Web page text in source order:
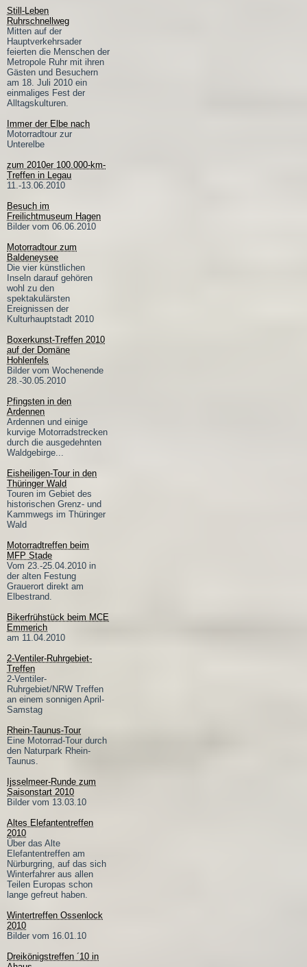
Still-Leben
Ruhrschnellweg
Mitten auf der
Hauptverkehrsader
feierten die Menschen der
Metropole Ruhr mit ihren
Gästen und Besuchern
am 18. Juli 2010 ein
einmaliges Fest der
Alltagskulturen.
Immer der Elbe nach
Motorradtour zur
Unterelbe
zum 2010er 100.000-km-
Treffen in Legau
11.-13.06.2010
Besuch im
Freilichtmuseum Hagen
Bilder vom 06.06.2010
Motorradtour zum
Baldeneysee
Die vier künstlichen
Inseln darauf gehören
wohl zu den
spektakulärsten
Ereignissen der
Kulturhauptstadt 2010
Boxerkunst-Treffen 2010
auf der Domäne
Hohlenfels
Bilder vom Wochenende
28.-30.05.2010
Pfingsten in den
Ardennen
Ardennen und einige
kurvige Motorradstrecken
durch die ausgedehnten
Waldgebirge...
Eisheiligen-Tour in den
Thüringer Wald
Touren im Gebiet des
historischen Grenz- und
Kammwegs im Thüringer
Wald
Motorradtreffen beim
MFP Stade
Vom 23.-25.04.2010 in
der alten Festung
Grauerort direkt am
Elbestrand.
Bikerfrühstück beim MCE
Emmerich
am 11.04.2010
2-Ventiler-Ruhrgebiet-
Treffen
2-Ventiler-
Ruhrgebiet/NRW Treffen
an einem sonnigen April-
Samstag
Rhein-Taunus-Tour
Eine Motorrad-Tour durch
den Naturpark Rhein-
Taunus.
Ijsselmeer-Runde zum
Saisonstart 2010
Bilder vom 13.03.10
Altes Elefantentreffen
2010
Über das Alte
Elefantentreffen am
Nürburgring, auf das sich
Winterfahrer aus allen
Teilen Europas schon
lange gefreut haben.
Wintertreffen Ossenlock
2010
Bilder vom 16.01.10
Dreikönigstreffen ´10 in